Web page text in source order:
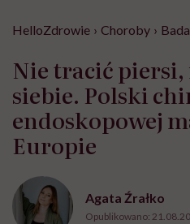
HelloZdrowie › Choroby ›
Nie tracić
siebie. Polski
endoskopowej
Europie
Agata Źrałko
Opublikowano: